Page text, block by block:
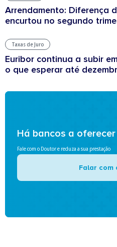
Arrendamento: Diferença
encurtou no segundo
Taxas de Juro
Euribor continua a subir
o que esperar até
Há bancos a
Fale com o Doutor e reduza a sua prestação
Falar com